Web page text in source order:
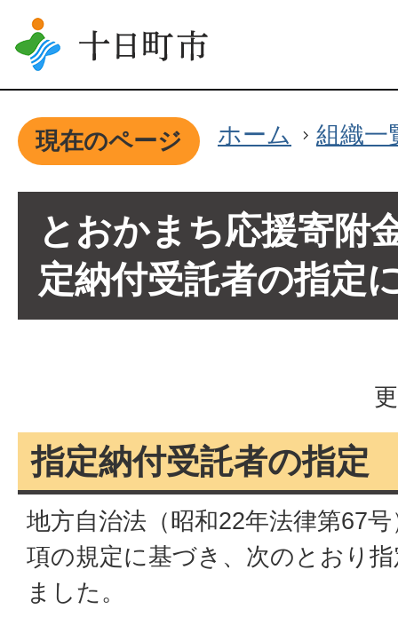
現在のページ ホーム 組織一
とおかまち応援寄附
定納付受託者の指定
指定納付受託者の指定
地方自治法（昭和22年法律第67
項の規定に基づき、次のとおり
ました。